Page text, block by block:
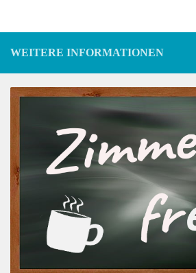
WEITERE INFORMATIONEN